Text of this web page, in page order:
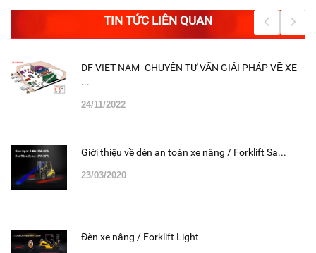
TIN TỨC LIÊN QUAN
DF VIET NAM- CHUYÊN TƯ VẤN GIẢI PHÁP VỀ XE
...
24/11/2022
Giới thiệu về đèn an toàn xe nâng / Forklift Sa...
23/03/2020
Đèn xe nâng / Forklift Light